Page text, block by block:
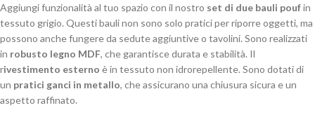
Aggiungi funzionalità al tuo spazio con il nostro set di due bauli poufin
tessuto grigio. Questi bauli non sono solo pratici per riporre oggetti, ma
possono anche fungere da sedute aggiuntive o tavolini. Sono realizzati
in robusto legno MDF, che garantisce durata e stabilità. Il
rivestimento esterno è in tessuto non idrorepellente. Sono dotati di
un pratici ganci in metallo, che assicurano una chiusura sicura e un
aspetto raffinato.